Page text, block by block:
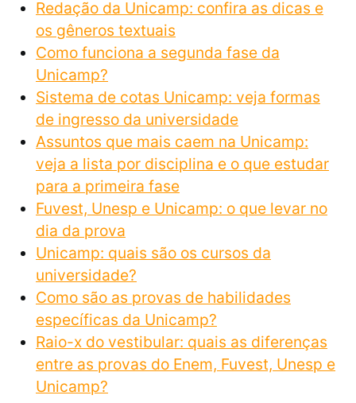
Redação da Unicamp: confira as dicas e
os gêneros textuais
Como funciona a segunda fase da
Unicamp?
Sistema de cotas Unicamp: veja formas
de ingresso da universidade
Assuntos que mais caem na Unicamp:
veja a lista por disciplina e o que estudar
para a primeira fase
Fuvest, Unesp e Unicamp: o que levar no
dia da prova
Unicamp: quais são os cursos da
universidade?
Como são as provas de habilidades
específicas da Unicamp?
Raio-x do vestibular: quais as diferenças
entre as provas do Enem, Fuvest, Unesp e
Unicamp?